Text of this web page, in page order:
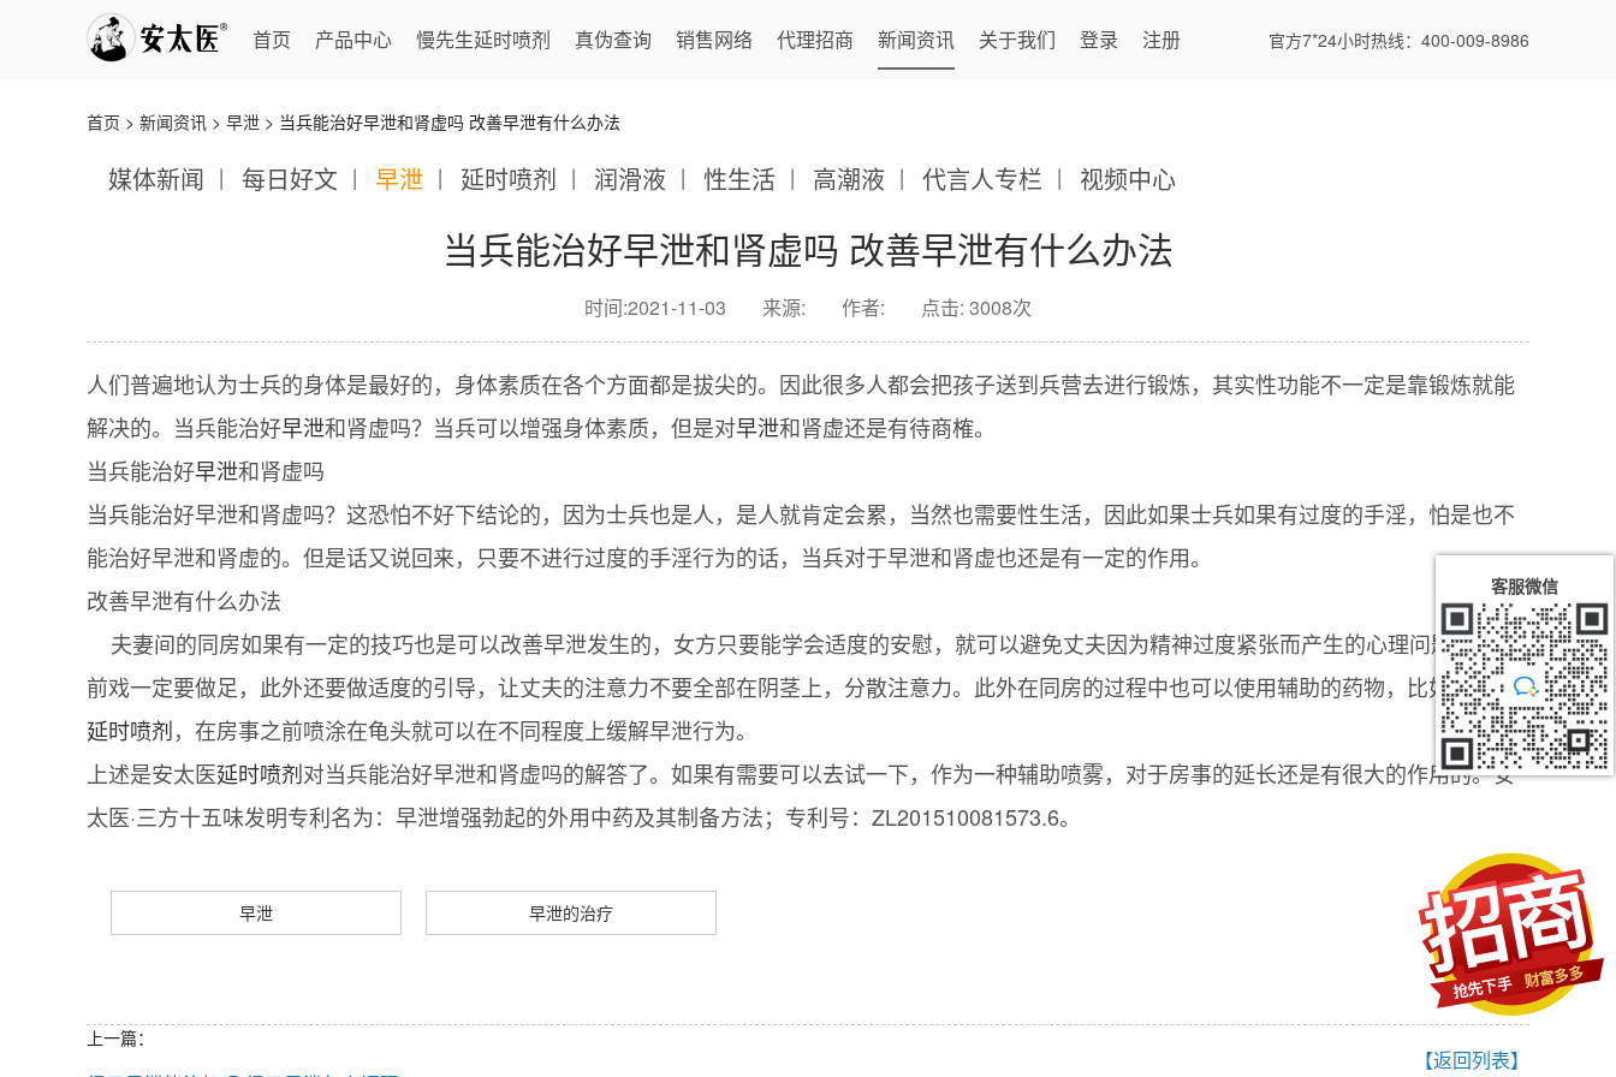
首页 产品中心 慢先生延时喷剂 真伪查询 销售网络 代理招商 新闻资讯 关于我们 登录 注册 官方7*24小时热线：400-009-8986
首页 > 新闻资讯 > 早泄 > 当兵能治好早泄和肾虚吗 改善早泄有什么办法
媒体新闻 每日好文 早泄 延时喷剂 润滑液 性生活 高潮液 代言人专栏 视频中心
当兵能治好早泄和肾虚吗 改善早泄有什么办法
时间:2021-11-03 来源: 作者: 点击: 3008次
人们普遍地认为士兵的身体是最好的，身体素质在各个方面都是拔尖的。因此很多人都会把孩子送到兵营去进行锻炼，其实性功能不一定是靠锻炼就能
解决的。当兵能治好早泄和肾虚吗？当兵可以增强身体素质，但是对早泄和肾虚还是有待商榷。
当兵能治好早泄和肾虚吗
当兵能治好早泄和肾虚吗？这恐怕不好下结论的，因为士兵也是人，是人就肯定会累，当然也需要性生活，因此如果士兵如果有过度的手淫，怕是也不
能治好早泄和肾虚的。但是话又说回来，只要不进行过度的手淫行为的话，当兵对于早泄和肾虚也还是有一定的作用。
改善早泄有什么办法
夫妻间的同房如果有一定的技巧也是可以改善早泄发生的，女方只要能学会适度的安慰，就可以避免丈夫因为精神过度紧张而产生的心理问题。而且
前戏一定要做足，此外还要做适度的引导，让丈夫的注意力不要全部在阴茎上，分散注意力。此外在同房的过程中也可以使用辅助的药物，比如安太医
延时喷剂，在房事之前喷涂在龟头就可以在不同程度上缓解早泄行为。
上述是安太医延时喷剂对当兵能治好早泄和肾虚吗的解答了。如果有需要可以去试一下，作为一种辅助喷雾，对于房事的延长还是有很大的作用的。安
太医·三方十五味发明专利名为：早泄增强勃起的外用中药及其制备方法；专利号：ZL201510081573.6。
早泄 早泄的治疗
上一篇：
【返回列表】
客服微信